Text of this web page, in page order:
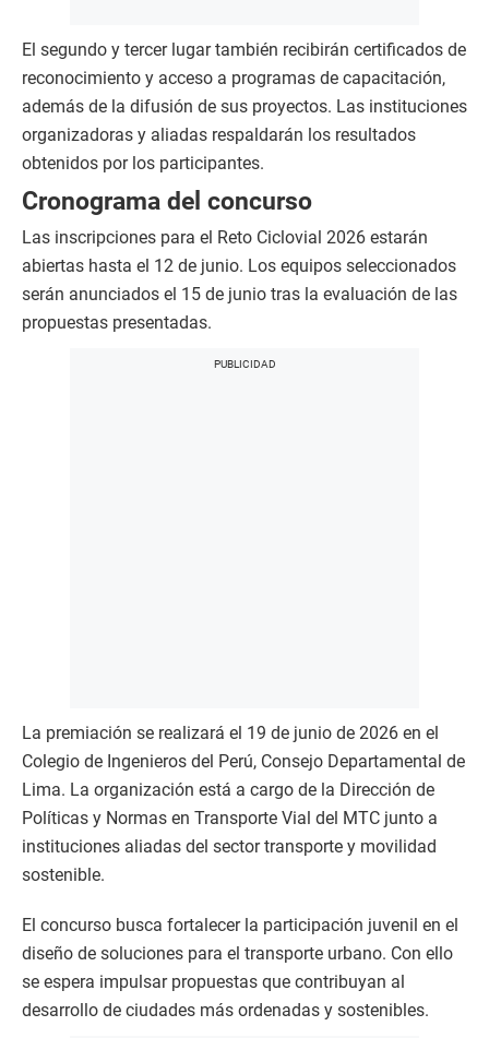
El segundo y tercer lugar también recibirán certificados de
reconocimiento y acceso a programas de capacitación,
además de la difusión de sus proyectos. Las instituciones
organizadoras y aliadas respaldarán los resultados
obtenidos por los participantes.
Cronograma del concurso
Las inscripciones para el Reto Ciclovial 2026 estarán
abiertas hasta el 12 de junio. Los equipos seleccionados
serán anunciados el 15 de junio tras la evaluación de las
propuestas presentadas.
La premiación se realizará el 19 de junio de 2026 en el
Colegio de Ingenieros del Perú, Consejo Departamental de
Lima. La organización está a cargo de la Dirección de
Políticas y Normas en Transporte Vial del MTC junto a
instituciones aliadas del sector transporte y movilidad
sostenible.
El concurso busca fortalecer la participación juvenil en el
diseño de soluciones para el transporte urbano. Con ello
se espera impulsar propuestas que contribuyan al
desarrollo de ciudades más ordenadas y sostenibles.